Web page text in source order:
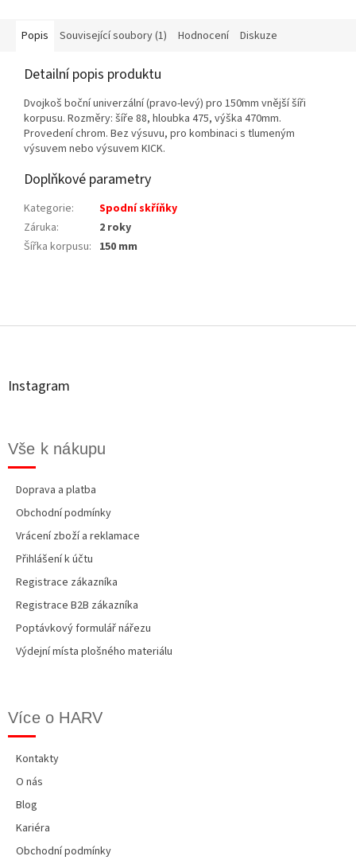
Popis Související soubory (1) Hodnocení Diskuze
Detailní popis produktu
Dvojkoš boční univerzální (pravo-levý) pro 150mm vnější šíři
korpusu. Rozměry: šíře 88, hloubka 475, výška 470mm.
Provedení chrom. Bez výsuvu, pro kombinaci s tlumeným
výsuvem nebo výsuvem KICK.
Doplňkové parametry
Kategorie:
Spodní skříňky
Záruka:
2 roky
Šířka korpusu: 150 mm
á
Instagram
Vše k nákupu
Doprava a platba
Obchodní podmínky
Vrácení zboží a reklamace
Přihlášení k účtu
Registrace zákazníka
Registrace B2B zákazníka
Poptávkový formulář nářezu
Výdejní místa plošného materiálu
Více o HARV
Kontakty
O nás
Blog
Kariéra
Obchodní podmínky